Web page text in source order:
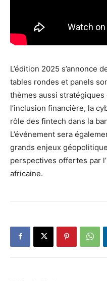
L’édition 2025 s’annonce
tables rondes et panels
thèmes aussi
l’inclusion financière, la
rôle des fintech dans la
L’événement sera
grands enjeux
perspectives offertes par
africaine.